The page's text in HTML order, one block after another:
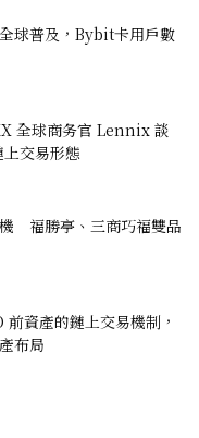
球普及，Bybit卡用戶數
全球商务官 Lennix 談
交易形態
福勝亭、三商巧福雙品
資產的鏈上交易機制，
布局